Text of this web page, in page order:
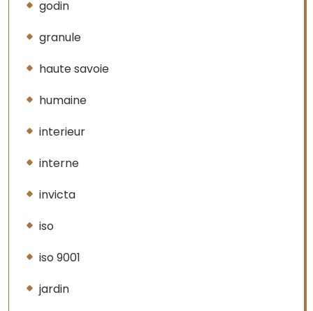
godin
granule
haute savoie
humaine
interieur
interne
invicta
iso
iso 9001
jardin